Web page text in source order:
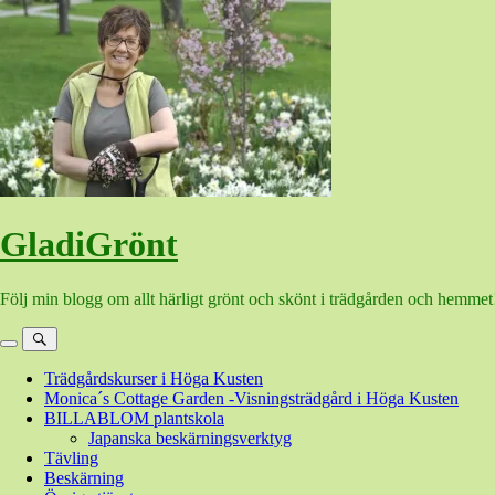
Hoppa
GladiGrönt
Följ min blogg om allt härligt grönt och skönt i trädgården och
MenySök
Trädgårdskurser i Höga Kusten
Monica´s Cottage Garden -Visningsträdgård i Höga Kusten
BILLABLOM plantskola
Japanska beskärningsverktyg
Tävling
Beskärning